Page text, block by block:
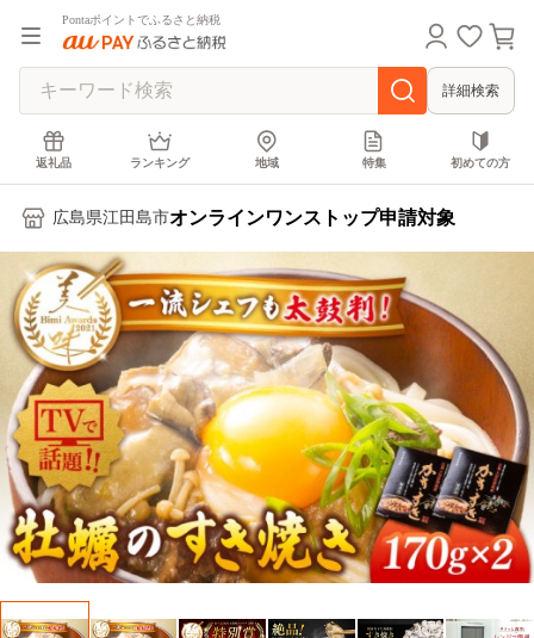
Pontaポイントでふるさと納税
詳細検索
返礼品 ランキング 地域 特集 初めての方
広島県江田島市オンラインワンストップ申請対象